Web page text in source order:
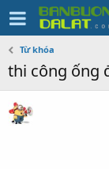
Từ khóa
thi công ống